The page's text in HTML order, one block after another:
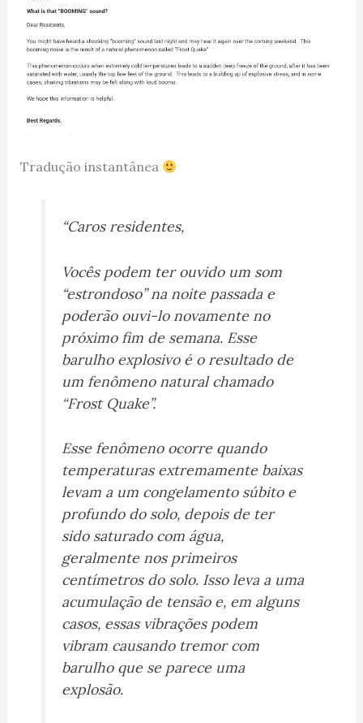
Tradução instantânea
“Caros residentes,
Vocês podem ter ouvido um som
“estrondoso” na noite passada e
poderão ouvi-lo novamente no
próximo fim de semana. Esse
barulho explosivo é o resultado de
um fenômeno natural chamado
“Frost Quake”.
Esse fenômeno ocorre quando
temperaturas extremamente baixas
levam a um congelamento súbito e
profundo do solo, depois de ter
sido saturado com água,
geralmente nos primeiros
centímetros do solo. Isso leva a uma
acumulação de tensão e, em alguns
casos, essas vibrações podem
vibram causando tremor com
barulho que se parece uma
explosão.